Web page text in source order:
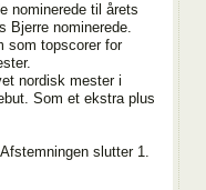
nominerede til årets
Bjerre nominerede.
som topscorer for
nordisk mester i
Som et ekstra plus
slutter 1.